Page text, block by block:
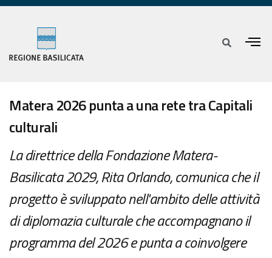
Matera 2026 punta a una rete tra Capitali
culturali
La direttrice della Fondazione Matera-
Basilicata 2029, Rita Orlando, comunica che il
progetto è sviluppato nell'ambito delle attività
di diplomazia culturale che accompagnano il
programma del 2026 e punta a coinvolgere